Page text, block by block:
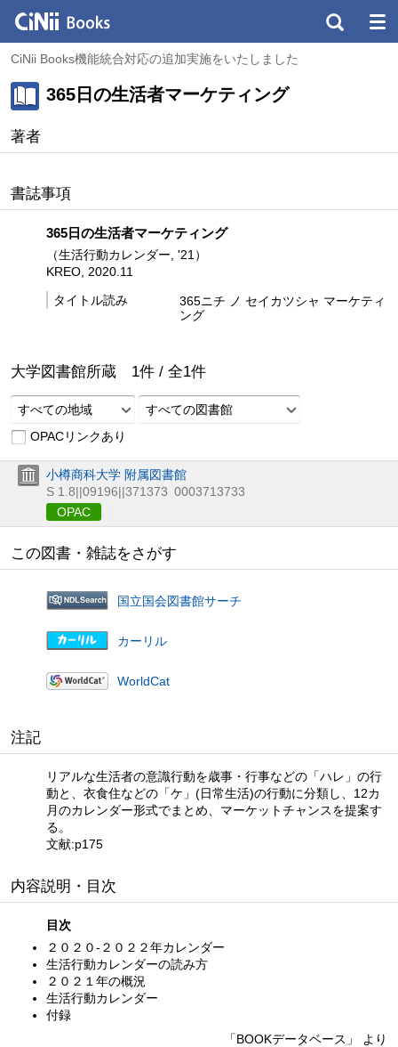
CiNii Books機能統合対応の追加実施をいたしました
365日の生活者マーケティング
著者
書誌事項
365日の生活者マーケティング
（生活行動カレンダー, '21）
KREO, 2020.11
タイトル読み
365ニチ ノ セイカツシャ マーケティ
ング
大学図書館所蔵 1件 / 全1件
すべての地域
すべての図書館
OPACリンクあり
小樽商科大学 附属図書館
S 1.8||09196||371373 0003713733
OPAC
この図書・雑誌をさがす
国立国会図書館サーチ
カーリル
WorldCat
注記
リアルな生活者の意識行動を歳事・行事などの「ハレ」の行
動と、衣食住などの「ケ」(日常生活)の行動に分類し、12カ
月のカレンダー形式でまとめ、マーケットチャンスを提案す
る。
文献:p175
内容説明・目次
目次
２０２０‐２０２２年カレンダー
生活行動カレンダーの読み方
２０２１年の概況
生活行動カレンダー
付録
「BOOKデータベース」 より